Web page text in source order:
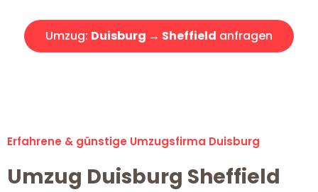
Umzug: Duisburg → Sheffield anfragen
Erfahrene & günstige Umzugsfirma Duisburg
Umzug Duisburg Sheffield